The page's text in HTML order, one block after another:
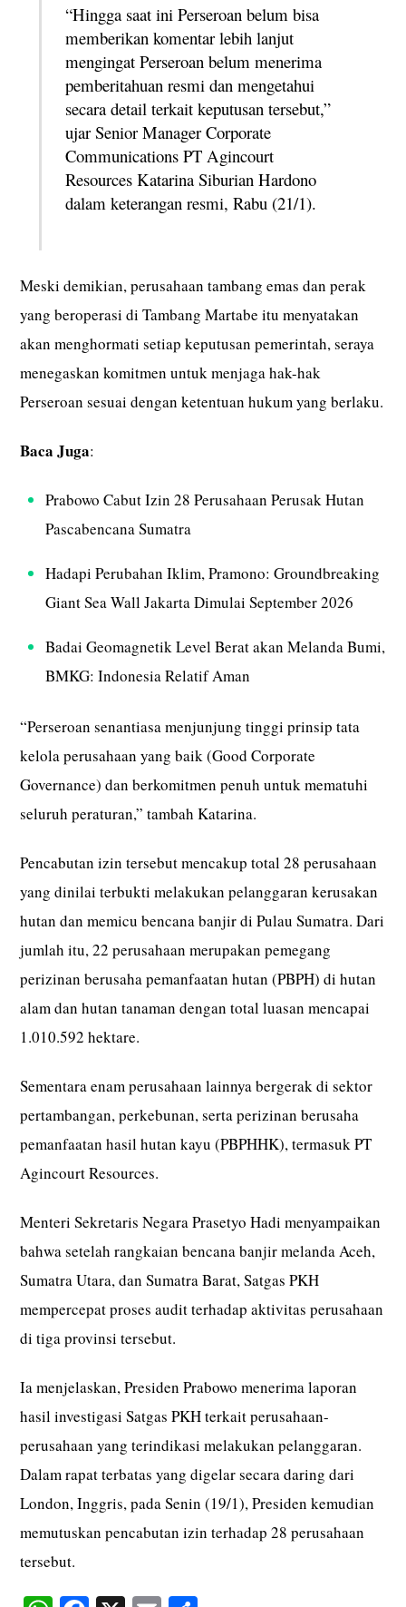
“Hingga saat ini Perseroan belum bisa
memberikan komentar lebih lanjut
mengingat Perseroan belum menerima
pemberitahuan resmi dan mengetahui
secara detail terkait keputusan tersebut,”
ujar Senior Manager Corporate
Communications PT Agincourt
Resources Katarina Siburian Hardono
dalam keterangan resmi, Rabu (21/1).
Meski demikian, perusahaan tambang emas dan perak
yang beroperasi di Tambang Martabe itu menyatakan
akan menghormati setiap keputusan pemerintah, seraya
menegaskan komitmen untuk menjaga hak-hak
Perseroan sesuai dengan ketentuan hukum yang berlaku.
Baca Juga:
Prabowo Cabut Izin 28 Perusahaan Perusak Hutan
Pascabencana Sumatra
Hadapi Perubahan Iklim, Pramono: Groundbreaking
Giant Sea Wall Jakarta Dimulai September 2026
Badai Geomagnetik Level Berat akan Melanda Bumi,
BMKG: Indonesia Relatif Aman
“Perseroan senantiasa menjunjung tinggi prinsip tata
kelola perusahaan yang baik (Good Corporate
Governance) dan berkomitmen penuh untuk mematuhi
seluruh peraturan,” tambah Katarina.
Pencabutan izin tersebut mencakup total 28 perusahaan
yang dinilai terbukti melakukan pelanggaran kerusakan
hutan dan memicu bencana banjir di Pulau Sumatra. Dari
jumlah itu, 22 perusahaan merupakan pemegang
perizinan berusaha pemanfaatan hutan (PBPH) di hutan
alam dan hutan tanaman dengan total luasan mencapai
1.010.592 hektare.
Sementara enam perusahaan lainnya bergerak di sektor
pertambangan, perkebunan, serta perizinan berusaha
pemanfaatan hasil hutan kayu (PBPHHK), termasuk PT
Agincourt Resources.
Menteri Sekretaris Negara Prasetyo Hadi menyampaikan
bahwa setelah rangkaian bencana banjir melanda Aceh,
Sumatra Utara, dan Sumatra Barat, Satgas PKH
mempercepat proses audit terhadap aktivitas perusahaan
di tiga provinsi tersebut.
Ia menjelaskan, Presiden Prabowo menerima laporan
hasil investigasi Satgas PKH terkait perusahaan-
perusahaan yang terindikasi melakukan pelanggaran.
Dalam rapat terbatas yang digelar secara daring dari
London, Inggris, pada Senin (19/1), Presiden kemudian
memutuskan pencabutan izin terhadap 28 perusahaan
tersebut.